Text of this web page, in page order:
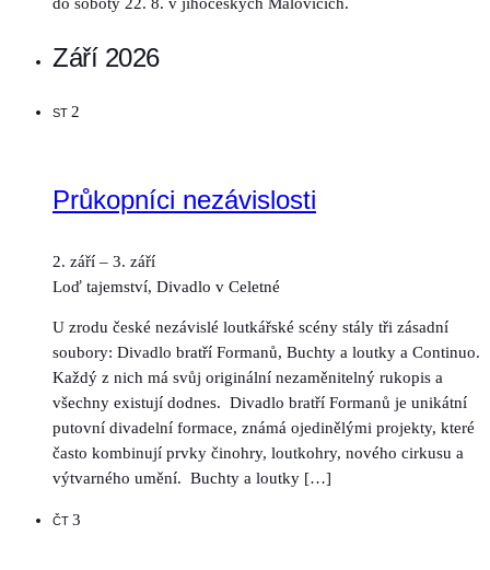
Září 2026
ST 2
Průkopníci nezávislosti
2. září – 3. září
Loď tajemství, Divadlo v Celetné
U zrodu české nezávislé loutkářské scény stály tři zásadní
soubory: Divadlo bratří Formanů, Buchty a loutky a Continuo.
Každý z nich má svůj originální nezaměnitelný rukopis a
všechny existují dodnes. Divadlo bratří Formanů je unikátní
putovní divadelní formace, známá ojedinělými projekty, které
často kombinují prvky činohry, loutkohry, nového cirkusu a
výtvarného umění. Buchty a loutky […]
ČT 3